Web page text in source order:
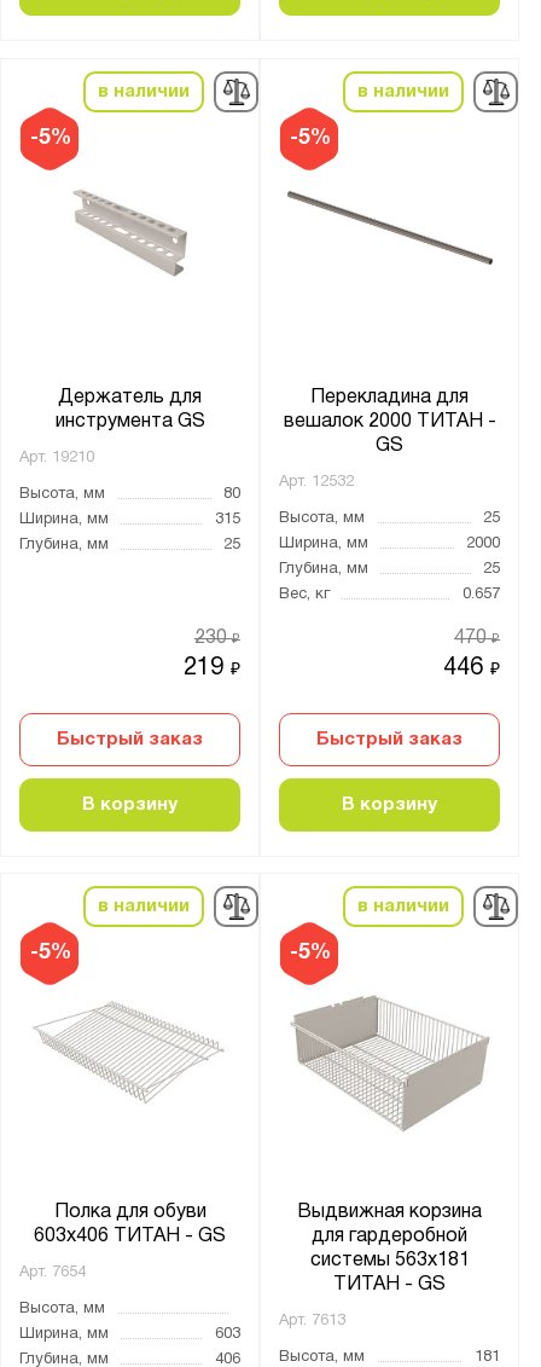
-5%
в наличии
Держатель для
инструмента GS
Арт. 19210
Высота, мм
80
Ширина, мм
315
Глубина, мм
25
219₽
230₽
Быстрый заказ
В корзину
-5%
в наличии
Перекладина для
вешалок 2000 ТИТАН -
GS
Арт. 12532
Высота, мм
25
Ширина, мм
2000
Глубина, мм
25
Вес, кг
0.657
446₽
470₽
Быстрый заказ
В корзину
-5%
в наличии
Полка для обуви
603х406 ТИТАН - GS
Арт. 7654
Высота, мм
Ширина, мм
603
Глубина, мм
406
-5%
в наличии
Выдвижная корзина
для гардеробной
системы 563х181
ТИТАН - GS
Арт. 7613
Высота, мм 181